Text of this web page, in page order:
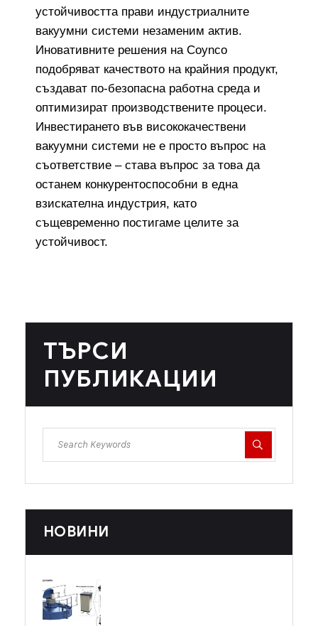
устойчивостта прави индустриалните
вакуумни системи незаменим актив.
Иновативните решения на Coynco
подобряват качеството на крайния продукт,
създават по-безопасна работна среда и
оптимизират производствените процеси.
Инвестирането във висококачествени
вакуумни системи не е просто въпрос на
съответствие – става въпрос за това да
останем конкурентоспособни в една
взискателна индустрия, като
същевременно постигаме целите за
устойчивост.
ТЪРСИ
ПУБЛИКАЦИИ
НОВИНИ